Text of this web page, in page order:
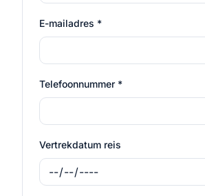
E-mailadres *
Telefoonnummer *
Vertrekdatum reis